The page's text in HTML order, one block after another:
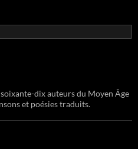
dix auteurs du Moyen Âge
et poésies traduits.